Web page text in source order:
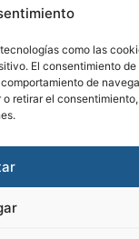
como las
El consentimiento de
de
retirar el